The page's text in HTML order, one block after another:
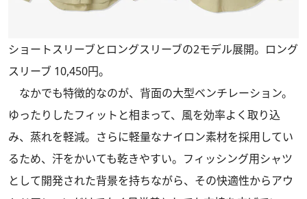
ショートスリーブとロングスリーブの2モデル展開。ロング
スリーブ 10,450円。
なかでも特徴的なのが、背面の大型ベンチレーション。
ゆったりしたフィットと相まって、風を効率よく取り込
み、蒸れを軽減。さらに軽量なナイロン素材を採用してい
るため、汗をかいても乾きやすい。フィッシング用シャツ
として開発された背景を持ちながら、その快適性からアウ